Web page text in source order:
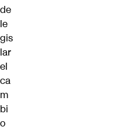
de
le
gis
lar
el
ca
m
bi
o